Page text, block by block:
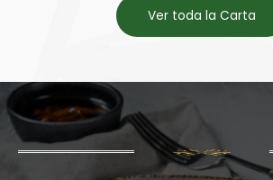
Ver toda la Carta